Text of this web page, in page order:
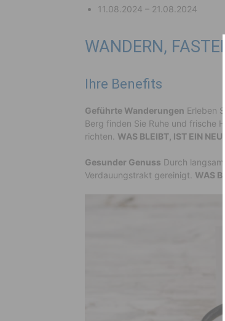
11.08.2024 – 21.08.2024
WANDERN,
Ihre Benefits
Geführte Wanderungen Erleben
Berg finden Sie Ruhe und frische
richten. WAS BLEIBT, IST EIN
Gesunder Genuss Durch
Verdauungstrakt gereinigt. WAS